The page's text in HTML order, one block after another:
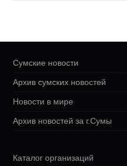
Сумские новости
Архив сумских новостей
Новости в мире
Архив новостей за г.Сумы
Каталог организаций